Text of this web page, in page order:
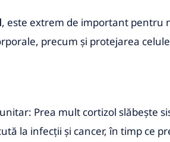
, este extrem de important pentru
precum și protejarea
Prea mult cortizol slăbește
la infecții și cancer, în timp ce